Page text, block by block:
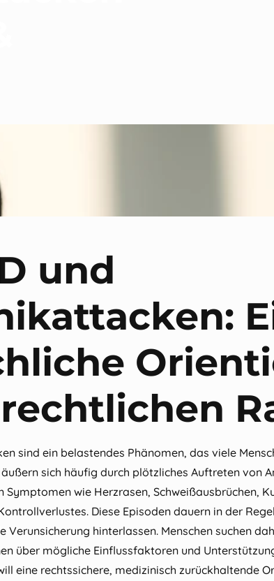
und
sind ein belastendes Phänomen, das viele
äußern sich häufig durch plötzliches Auftreten von
Symptomen wie Herzrasen, Schweißausbrüchen,
Diese Episoden dauern in der
Verunsicherung hinterlassen. Menschen suchen
über mögliche Einflussfaktoren und
eine rechtssichere, medizinisch zurückhaltende